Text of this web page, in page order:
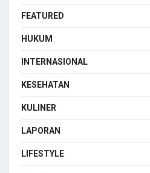
FEATURED
HUKUM
INTERNASIONAL
KESEHATAN
KULINER
LAPORAN
LIFESTYLE